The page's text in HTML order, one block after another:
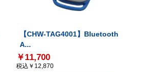
【CHW-TAG4001】Bluetooth
A...
￥11,700
税込￥12,870